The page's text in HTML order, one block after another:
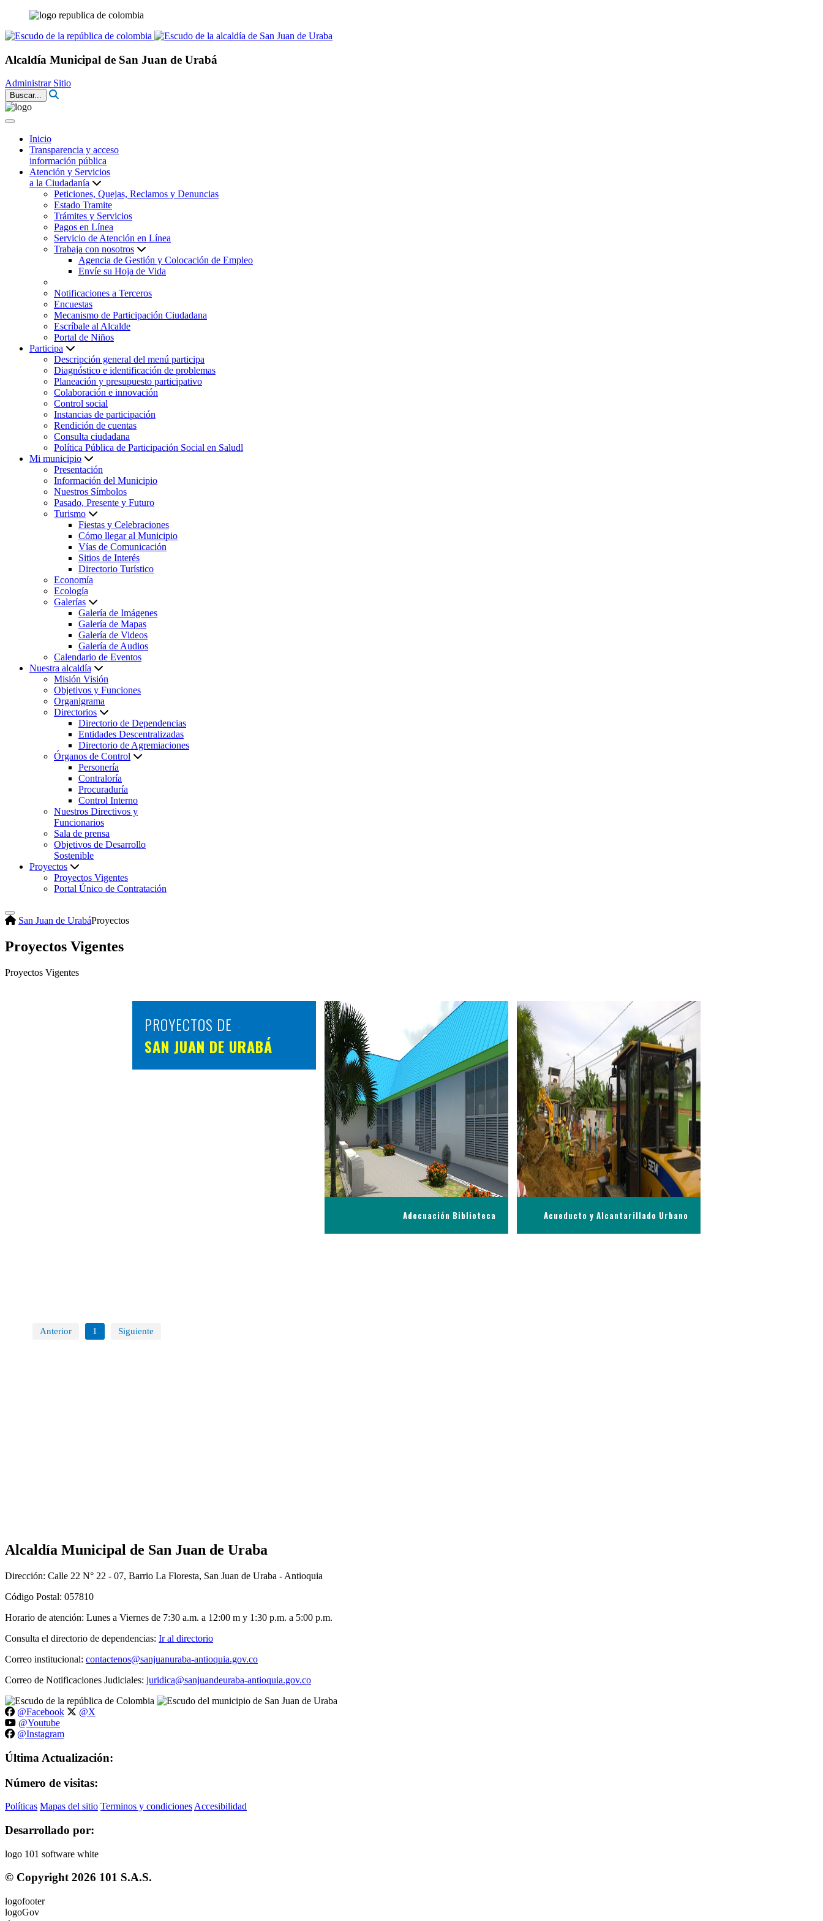
Alcaldía Municipal de San Juan de Urabá
Administrar Sitio
Buscar...
Inicio
Transparencia y acceso
información pública
Atención y Servicios
a la Ciudadanía
Peticiones, Quejas, Reclamos y Denuncias
Estado Tramite
Trámites y Servicios
Pagos en Línea
Servicio de Atención en Línea
Trabaja con nosotros
Agencia de Gestión y Colocación de Empleo
Envíe su Hoja de Vida
Notificaciones a Terceros
Encuestas
Mecanismo de Participación Ciudadana
Escríbale al Alcalde
Portal de Niños
Participa
Descripción general del menú participa
Diagnóstico e identificación de problemas
Planeación y presupuesto participativo
Colaboración e innovación
Control social
Instancias de participación
Rendición de cuentas
Consulta ciudadana
Política Pública de Participación Social en Saludl
Mi municipio
Presentación
Información del Municipio
Nuestros Símbolos
Pasado, Presente y Futuro
Turismo
Fiestas y Celebraciones
Cómo llegar al Municipio
Vías de Comunicación
Sitios de Interés
Directorio Turístico
Economía
Ecología
Galerías
Galería de Imágenes
Galería de Mapas
Galería de Videos
Galería de Audios
Calendario de Eventos
Nuestra alcaldía
Misión Visión
Objetivos y Funciones
Organigrama
Directorios
Directorio de Dependencias
Entidades Descentralizadas
Directorio de Agremiaciones
Órganos de Control
Personería
Contraloría
Procuraduría
Control Interno
Nuestros Directivos y
Funcionarios
Sala de prensa
Objetivos de Desarrollo
Sostenible
Proyectos
Proyectos Vigentes
Portal Único de Contratación
San Juan de UrabáProyectos
Proyectos Vigentes
​​Proyectos Vigentes
Alcaldía Municipal de San Juan de Uraba
Dirección: Calle 22 N° 22 - 07, Barrio La Floresta, San Juan de Uraba - Antioquia
Código Postal: 057810
Horario de atención: Lunes a Viernes de 7:30 a.m. a 12:00 m y 1:30 p.m. a 5:00 p.m.
Consulta el directorio de dependencias: Ir al directorio
Correo institucional: contactenos@sanjuanuraba-antioquia.gov.co
Correo de Notificaciones Judiciales: juridica@sanjuandeuraba-antioquia.gov.co
@Facebook
@X
@Youtube
@Instagram
Última Actualización:
Número de visitas:
Políticas Mapas del sitio Terminos y condiciones Accesibilidad
Desarrollado por:
© Copyright2026 101 S.A.S.